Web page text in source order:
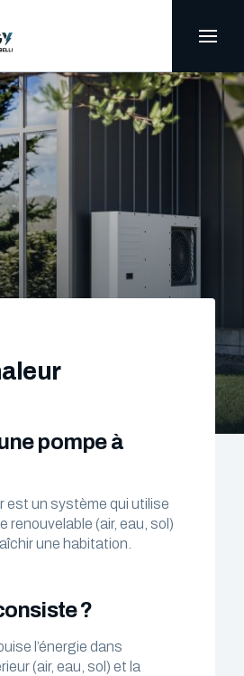
pompe à
est un système qui utilise
renouvelable (air, eau, sol)
une habitation.
?
l’énergie dans
(air, eau, sol) et la